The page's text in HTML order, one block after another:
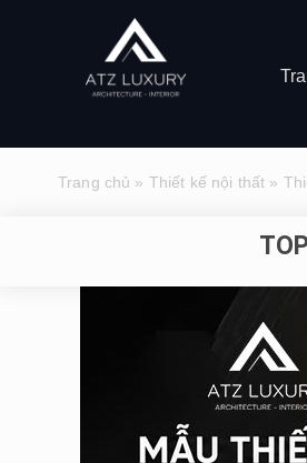
Trang chủ » Thiết kế nội thất »